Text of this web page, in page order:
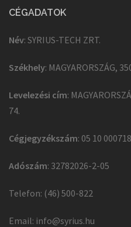
CÉGADATOK
Név: SYRIUS-TECH ZRT.
Székhely: MAGYARORSZÁG,
Levelezési cím:
74.
Cégjegyzékszám: 05 10 000718
Adószám: 32782026-2-05
Telefon: (46) 500-822
Email: info@syrius.hu